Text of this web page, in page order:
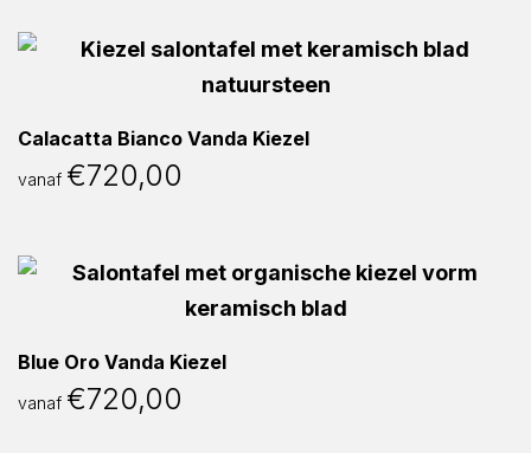
Calacatta Bianco Vanda Kiezel
vanaf €720,00
Blue Oro Vanda Kiezel
vanaf €720,00